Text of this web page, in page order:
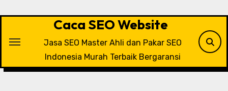
Caca SEO Website
Jasa SEO Master Ahli dan Pakar SEO
Indonesia Murah Terbaik Bergaransi